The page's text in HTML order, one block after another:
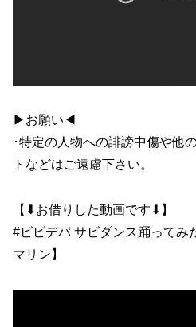
▶お願い◀
･特定の人物への誹謗中傷や他
トなどはご遠慮下さい。
【⬇お借りした動画です⬇】
#ビビデバ サビダンス踊ってみ
マリン】